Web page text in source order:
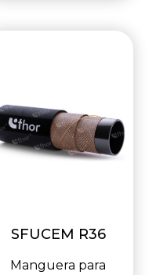
SFUCEM R36
Manguera para